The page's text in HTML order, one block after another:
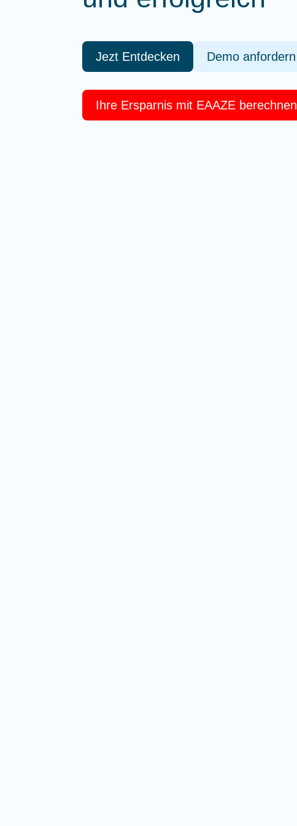
Jezt Entdecken Demo anfordern
Ihre Ersparnis mit EAAZE berechnen